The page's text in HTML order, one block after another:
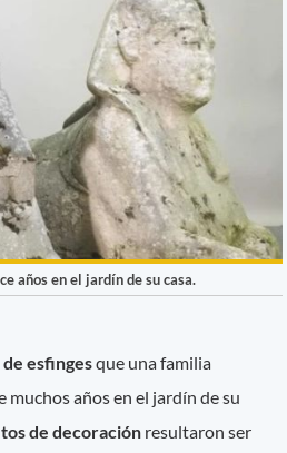
años en el jardín de su casa.
esfingesque una familia
muchos años en el jardín de su
de decoración resultaron ser